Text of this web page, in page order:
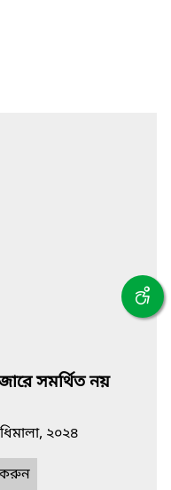
সমর্থিত নয়
২০২৪